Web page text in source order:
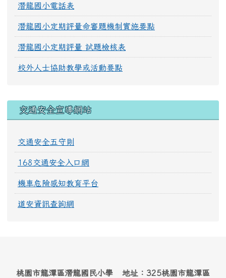
潛龍國小電話表
潛龍國小定期評量命審題機制實施要點
潛龍國小定期評量 試題檢核表
校外人士協助教學或活動要點
交通安全宣導網站
交通安全五守則
168交通安全入口網
機車危險感知教育平台
道安資訊查詢網
桃園市龍潭區潛龍國民小學 地址：325桃園市龍潭區